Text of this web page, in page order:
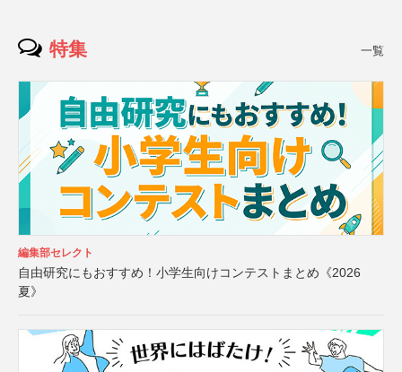
特集 一覧
編集部セレクト
自由研究にもおすすめ！小学生向けコンテストまとめ《2026
夏》